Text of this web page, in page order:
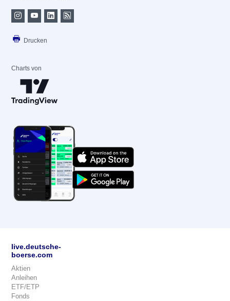
Drucken
Charts von
live.deutsche-
boerse.com
Aktien
Anleihen
ETF/ETP
Fonds